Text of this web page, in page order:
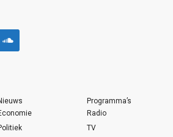
Programma’s
Radio
TV